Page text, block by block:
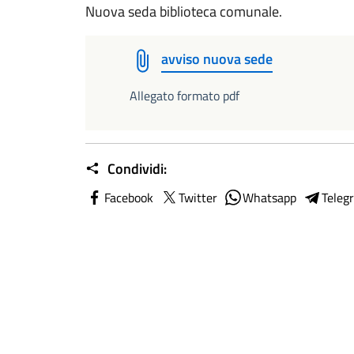
Nuova seda biblioteca comunale.
avviso nuova sede
Allegato formato pdf
Condividi:
Facebook Twitter Whatsapp